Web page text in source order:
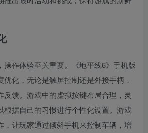
操作体验至关重要。《地平线5》手机版
优化，无论是触屏控制还是外接手柄，
反馈。游戏中的虚拟按键布局合理，灵
根据自己的习惯进行个性化设置。游戏
，让玩家通过倾斜手机来控制车辆，增